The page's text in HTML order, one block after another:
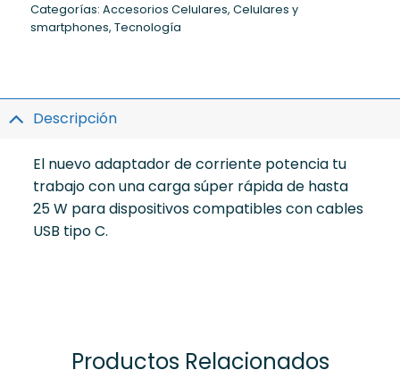
Categorías: Accesorios Celulares, Celulares y
smartphones, Tecnología
Descripción
El nuevo adaptador de corriente potencia tu
trabajo con una carga súper rápida de hasta
25 W para dispositivos compatibles con cables
USB tipo C.
Productos Relacionados